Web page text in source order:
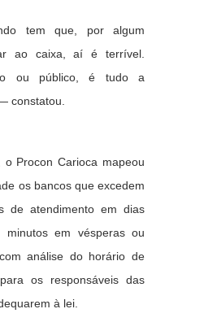
tem que, por algum
ao caixa, aí é terrível.
ou público, é tudo a
constatou.
o Procon Carioca mapeou
os bancos que excedem
de atendimento em dias
minutos em vésperas ou
análise do horário de
os responsáveis das
à lei.